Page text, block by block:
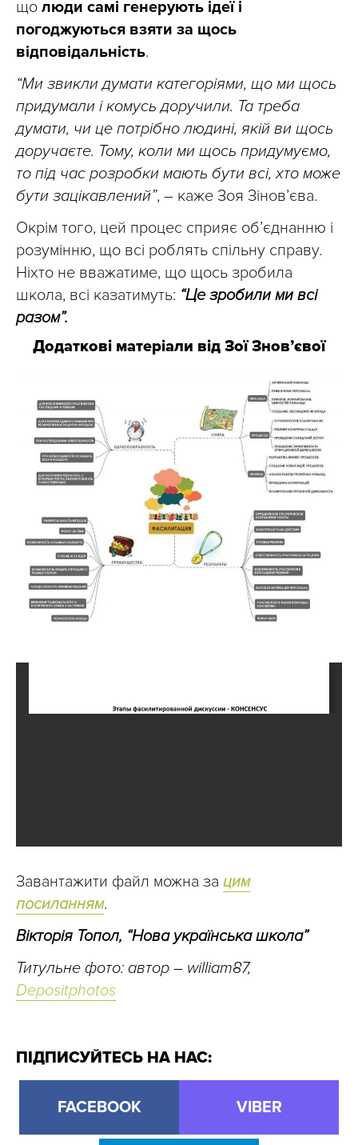
що люди самі генерують ідеї і
погоджуються взяти за щось
відповідальність.
“Ми звикли думати категоріями, що ми щось
придумали і комусь доручили. Та треба
думати, чи це потрібно людині, якій ви щось
доручаєте. Тому, коли ми щось придумуємо,
то під час розробки мають бути всі, хто може
бути зацікавлений”, – каже Зоя Зінов’єва.
Окрім того, цей процес сприяє об’єднанню і
розумінню, що всі роблять спільну справу.
Ніхто не вважатиме, що щось зробила
школа, всі казатимуть: “Це зробили ми всі
разом”.
Додаткові матеріали від Зої Знов’євої
Завантажити файл можна за цим
посиланням.
Вікторія Топол, “Нова українська школа”
Титульне фото: автор – william87,
Depositphotos
ПІДПИСУЙТЕСЬ НА НАС:
FACEBOOK VIBER